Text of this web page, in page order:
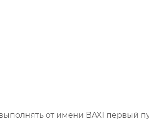
от имени BAXI первый